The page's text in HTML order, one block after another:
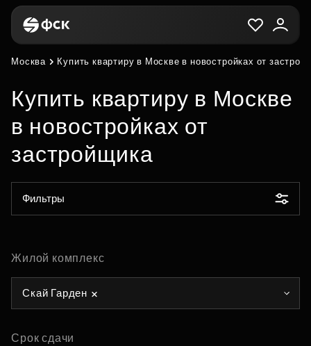
Москва Купить квартиру в Москве в новостройках от
Купить квартиру в Москве
в новостройках от
застройщика
Фильтры
Жилой комплекс
Скай Гарден
Срок сдачи